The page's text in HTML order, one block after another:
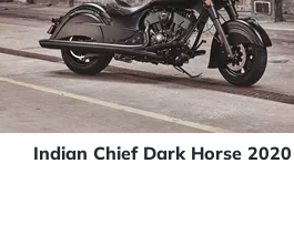
Indian Chief Dark Horse 2020